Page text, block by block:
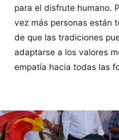
para el disfrute humano.
vez más personas están
de que las tradiciones
adaptarse a los valores
empatía hacia todas las